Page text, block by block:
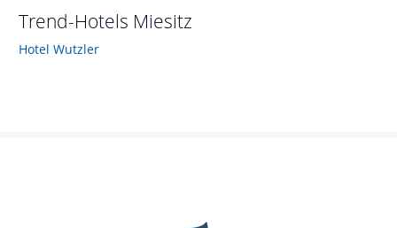
Trend-Hotels Miesitz
Hotel Wutzler